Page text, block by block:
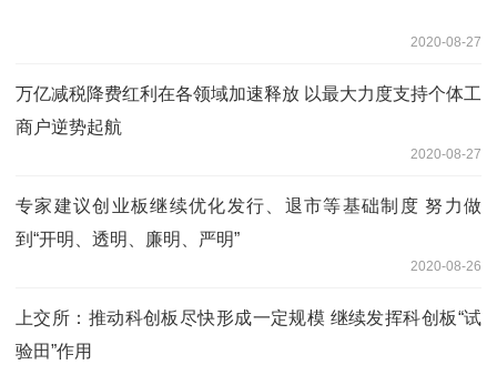
2020-08-27
万亿减税降费红利在各领域加速释放 以最大力度支持个体工
商户逆势起航
2020-08-27
专家建议创业板继续优化发行、退市等基础制度 努力做
到“开明、透明、廉明、严明”
2020-08-26
上交所：推动科创板尽快形成一定规模 继续发挥科创板“试
验田”作用